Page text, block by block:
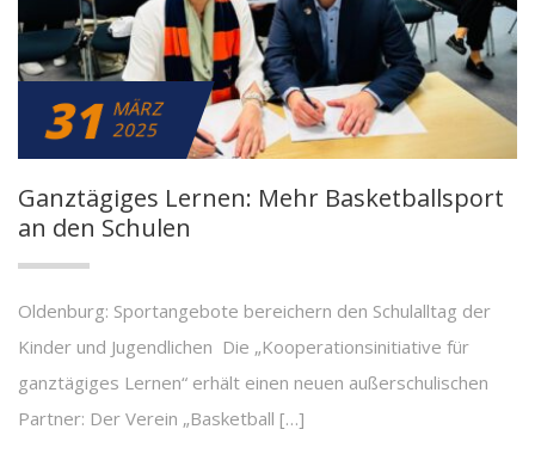
31 MÄRZ
2025
Ganztägiges Lernen: Mehr Basketballsport
an den Schulen
Oldenburg: Sportangebote bereichern den Schulalltag der
Kinder und Jugendlichen Die „Kooperationsinitiative für
ganztägiges Lernen“ erhält einen neuen außerschulischen
Partner: Der Verein „Basketball […]